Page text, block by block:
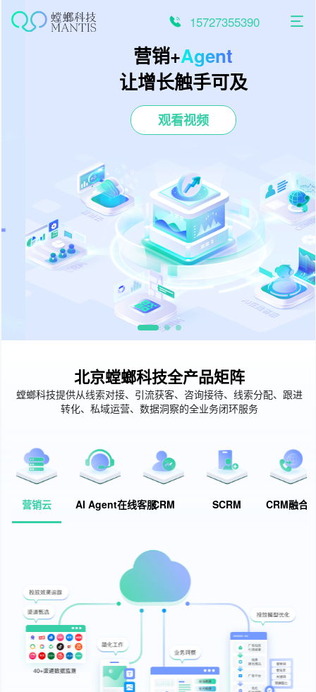
15727355390
营销+Agent
让增长触手可及
观看视频
北京螳螂科技全产品矩阵
螳螂科技提供从线索对接、引流获客、咨询接待、线索分配、跟进
转化、私域运营、数据洞察的全业务闭环服务
营销云 AI Agent在线客服CRM SCRM CRM融合